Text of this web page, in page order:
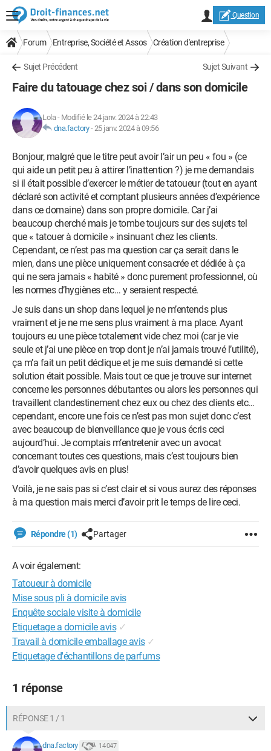
Question
Forum Entreprise, Société et Assos Création d'entreprise
Sujet Précédent Sujet Suivant
Faire du tatouage chez soi / dans son domicile
Lola- Modifié le 24 janv. 2024 à 22:43
dna.factory-25 janv. 2024 à 09:56
Bonjour, malgré que le titre peut avoir l’air un peu « fou » (ce
qui aide un petit peu à attirer l’inattention ?) je me demandais
si il était possible d’exercer le métier de tatoueur (tout en ayant
déclaré son activité et comptant plusieurs années d’expérience
dans ce domaine) dans son propre domicile. Car j’ai
beaucoup cherché mais je tombe toujours sur des sujets tel
que « tatouer à domicile » insinuant chez les clients.
Cependant, ce n’est pas ma question car ça serait dans le
mien, dans une pièce uniquement consacrée et dédiée à ça
qui ne sera jamais « habité » donc purement professionnel, où
les normes d’hygiènes etc… y seraient respecté.
Je suis dans un shop dans lequel je ne m’entends plus
vraiment et je ne me sens plus vraiment à ma place. Ayant
toujours eu une pièce totalement vide chez moi (car je vie
seule et j’ai une pièce en trop dont je n’ai jamais trouvé l’utilité),
ça m’a fait un petit déclique et je me suis demandé si cette
solution était possible. Mais tout ce que je trouve sur internet
concerne les personnes débutantes ou alors les personnes qui
travaillent clandestinement chez eux ou chez des clients etc…
cependant, encore une fois ce n’est pas mon sujet donc c’est
avec beaucoup de bienveillance que je vous écris ceci
aujourd’hui. Je comptais m’entretenir avec un avocat
concernant toutes ces questions, mais c’est toujours bien
d’avoir quelques avis en plus!
Voilà, je ne sais pas si c’est clair et si vous aurez des réponses
à ma question mais merci d’avoir prit le temps de lire ceci.
Répondre (1) Partager
A voir également:
Tatoueur à domicile
Mise sous pli à domicile avis
Enquête sociale visite à domicile
Etiquetage a domicile avis ✓
Travail à domicile emballage avis ✓
Etiquetage d'échantillons de parfums
1 réponse
RÉPONSE 1 / 1
dna.factory 14 047